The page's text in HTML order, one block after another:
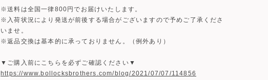
※送料は全国一律800円でお届けいたします。
※入荷状況により発送が前後する場合がございますので予めご了承くださ
いませ。
※返品交換は基本的に承っておりません。（例外あり）
▼ご購入前にこちらを必ずご確認ください▼
https://www.bollocksbrothers.com/blog/2021/07/07/114856